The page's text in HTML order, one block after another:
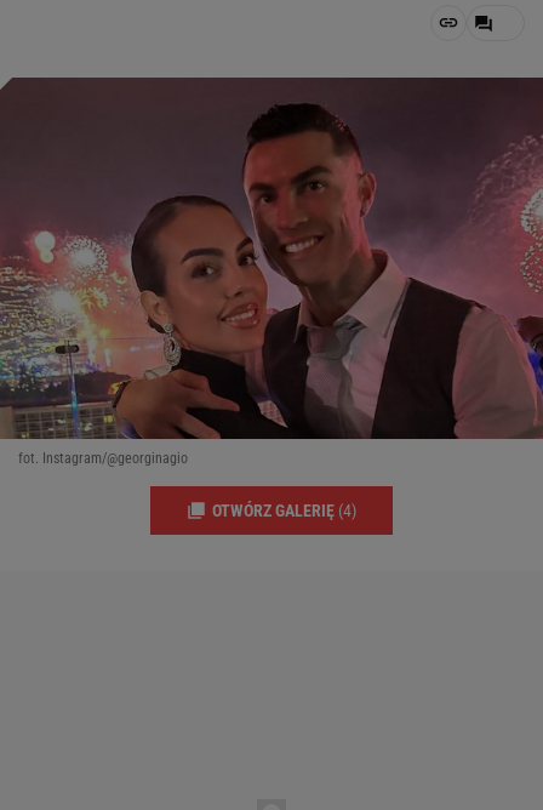
fot. Instagram/@georginagio
OTWÓRZ GALERIĘ (4)